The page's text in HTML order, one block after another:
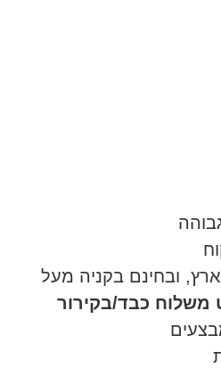
ובחינם בקניה מעל
משלוח כבד/בקירור